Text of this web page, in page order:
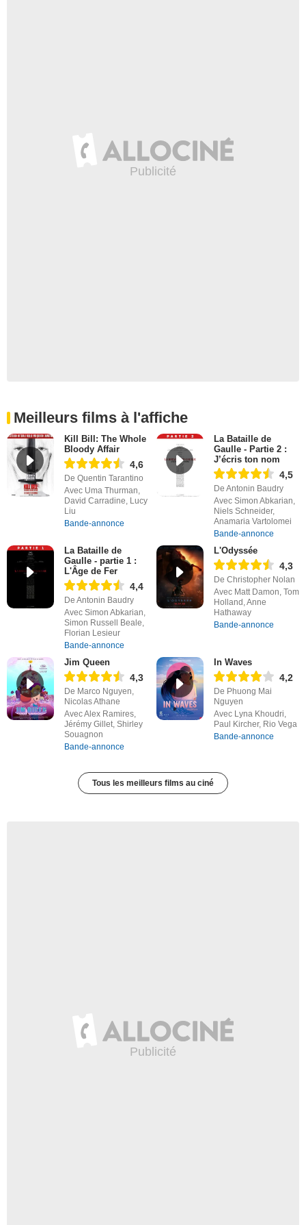
Meilleurs films à l'affiche
Kill Bill: The Whole
Bloody Affair
4,6
De Quentin Tarantino
Avec Uma Thurman,
David Carradine, Lucy
Liu
Bande-annonce
La Bataille de
Gaulle - Partie 2 :
J’écris ton nom
4,5
De Antonin Baudry
Avec Simon Abkarian,
Niels Schneider,
Anamaria Vartolomei
Bande-annonce
La Bataille de
Gaulle - partie 1 :
L'Âge de Fer
4,4
De Antonin Baudry
Avec Simon Abkarian,
Simon Russell Beale,
Florian Lesieur
Bande-annonce
L'Odyssée
4,3
De Christopher Nolan
Avec Matt Damon, Tom
Holland, Anne
Hathaway
Bande-annonce
Jim Queen
4,3
De Marco Nguyen,
Nicolas Athane
Avec Alex Ramires,
Jérémy Gillet, Shirley
Souagnon
Bande-annonce
In Waves
4,2
De Phuong Mai
Nguyen
Avec Lyna Khoudri,
Paul Kircher, Rio Vega
Bande-annonce
Tous les meilleurs films au ciné